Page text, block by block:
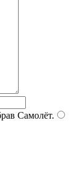
Самолёт.